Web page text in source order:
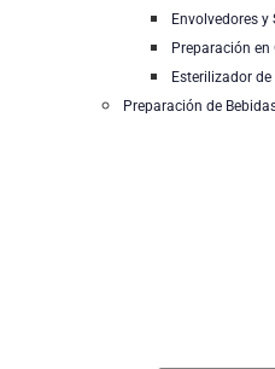
Envolvedores y
Preparación en
Esterilizador
Preparación de